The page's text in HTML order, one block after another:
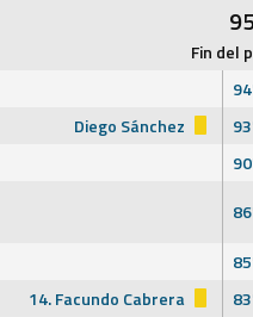
Fin del
Diego Sánchez
14. Facundo Cabrera